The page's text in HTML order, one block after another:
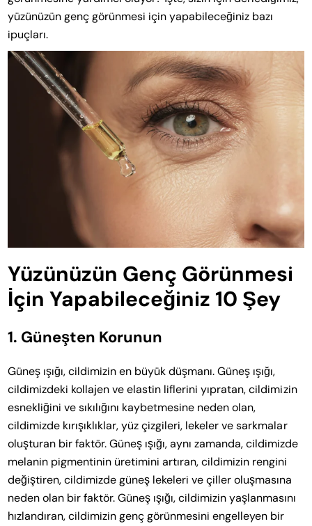
yüzünüzün genç görünmesi için yapabileceğiniz bazı
ipuçları.
Yüzünüzün Genç Görünmesi
İçin Yapabileceğiniz 10 Şey
1. Güneşten Korunun
Güneş ışığı, cildimizin en büyük düşmanı. Güneş ışığı,
cildimizdeki kollajen ve elastin liflerini yıpratan, cildimizin
esnekliğini ve sıkılığını kaybetmesine neden olan,
cildimizde kırışıklıklar, yüz çizgileri, lekeler ve sarkmalar
oluşturan bir faktör. Güneş ışığı, aynı zamanda, cildimizde
melanin pigmentinin üretimini artıran, cildimizin rengini
değiştiren, cildimizde güneş lekeleri ve çiller oluşmasına
neden olan bir faktör. Güneş ışığı, cildimizin yaşlanmasını
hızlandıran, cildimizin genç görünmesini engelleyen bir